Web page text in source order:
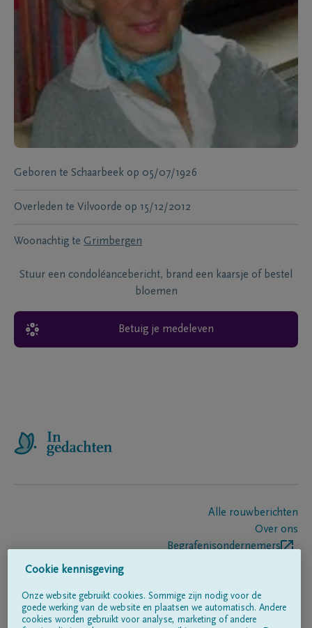
Geboren te Schaarbeek op 05/07/1926
Overleden te Vilvoorde op 15/12/2012
Woonachtig te Grimbergen
Stuur een condoléancebericht, brand een kaarsje of bestel
bloemen
Betuig je medeleven
Alle rouwberichten
Over ons
Begrafenisondernemers
Volg ons op
Cookie kennisgeving
Onze website gebruikt cookies. Sommige zijn nodig voor de
goede werking van de website en plaatsen we automatisch. Andere
cookies worden gebruikt voor analyse, marketing of andere